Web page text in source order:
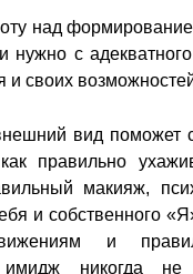
над
нужно с
и своих
вид поможет
как правильно
макияж,
и собственного
и
имидж никогда